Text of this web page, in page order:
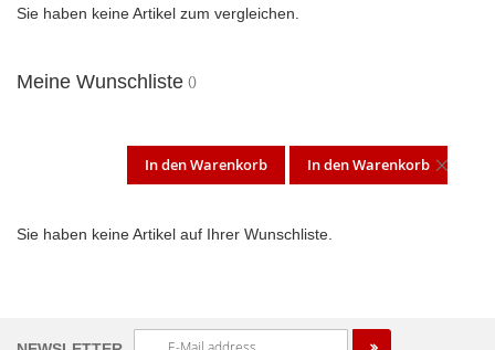
Sie haben keine Artikel zum vergleichen.
Meine Wunschliste
In den Warenkorb In den Warenkorb
Sie haben keine Artikel auf Ihrer Wunschliste.
Melden